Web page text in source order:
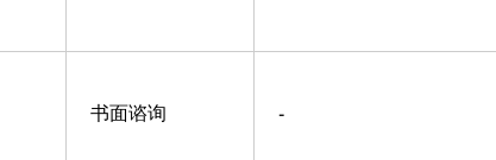
书面谘询 -